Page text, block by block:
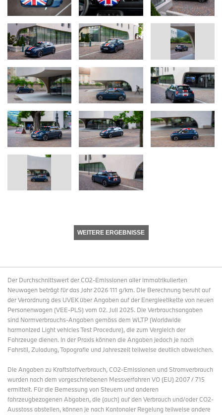
WEITERE ERGEBNISSE
Der Durchschnittswert der CO2-Emissionen aller immatrikulierten
Neuwagen beträgt für das Jahr 2026 111 g/km. Die Berechnung beruht auf
der Verordnung des UVEK über Angaben auf der Energieetikette von neuen
Personenwagen (VEE-PLS) vom 02. Juli 2025. Die Verbrauchsangaben
sind Normverbrauchs-Angaben gemäss dem WLTP (Worldwide
harmonized Light vehicles Test Procedure), die zum Vergleich der
Fahrzeuge dienen. In der Praxis können die Angaben jedoch je nach
Fahrstil, Zuladung, Topografie und Jahreszeit teilweise deutlich abweichen.
Die Angaben zu Kraftstoffverbrauch, CO2-Emissionen und Stromverbrauch
wurden nach dem vorgeschriebenen Messverfahren VO (EU) 2007 / 715
ermittelt. Für die Bemessung von Steuern und anderen
fahrzeugbezogenen Abgaben, die (auch) auf den Verbrauch und/oder CO2-
Ausstoss abstellen, können je nach Kantonaler Regelung teilweise andere